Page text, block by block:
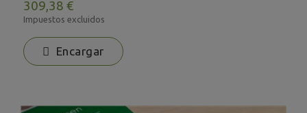
309,38 €
Impuestos excluidos
Encargar